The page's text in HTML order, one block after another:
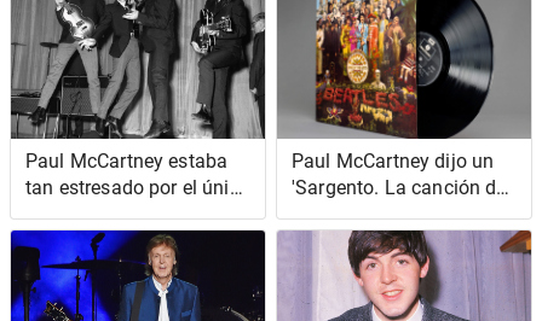
Paul McCartney estaba
tan estresado por el único
concierto cancelado de
los Beatles que vomitó
Paul McCartney dijo un
'Sargento. La canción de
Pepper no se trata de
heroína